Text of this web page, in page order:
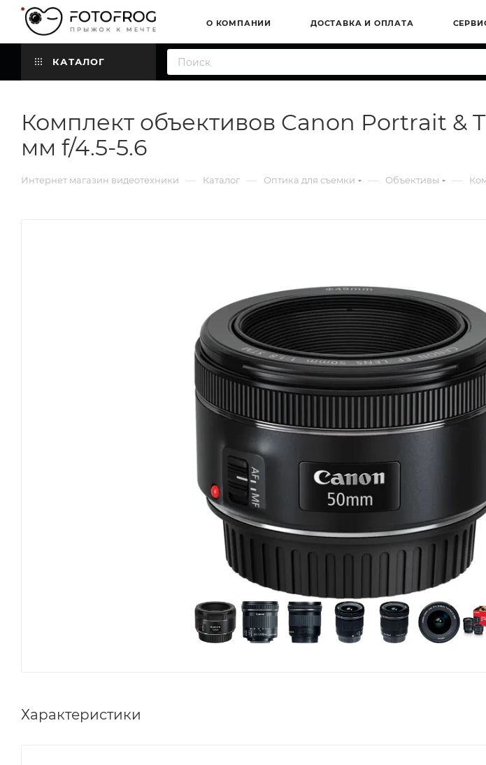
О КОМПАНИИ ДОСТАВКА И ОПЛАТА
КАТАЛОГ
Комплект объективов Canon Portrait &
мм f/4.5-5.6
Интернет магазин видеотехники — Каталог — Оптика для съемки — Объективы —
Характеристики